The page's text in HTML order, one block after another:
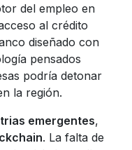
del empleo en
al crédito
diseñado con
pensados
podría detonar
la región.
emergentes,
. La falta de